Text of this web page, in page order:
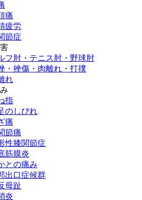
痛
疲労
節症
フ肘・テニス肘・野球肘
・挫傷・肉離れ・打撲
れ
指
のしびれ
痛
節痛
性膝関節症
筋膜炎
との痛み
出口症候群
母趾
炎